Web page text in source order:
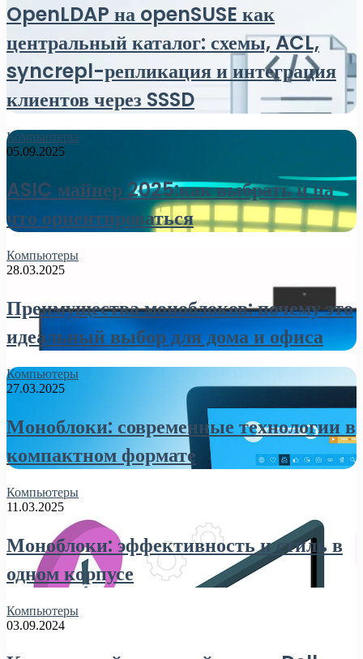
OpenLDAP на openSUSE как
центральный каталог: схемы, ACL,
syncrepl-репликация и интеграция
клиентов через SSSD
Компьютеры
05.09.2025
ASIC майнер 2025:как выбрать и на
что ориентироваться
Компьютеры
28.03.2025
Преимущества моноблоков: почему это
идеальный выбор для дома и офиса
Компьютеры
27.03.2025
Моноблоки: современные технологии в
компактном формате
Компьютеры
11.03.2025
Моноблоки: эффективность и стиль в
одном корпусе
Компьютеры
03.09.2024